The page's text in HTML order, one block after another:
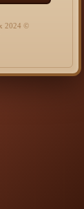
© 2024 Bibliothèque Universitaire Centrale • v3.2.1-bordeaux